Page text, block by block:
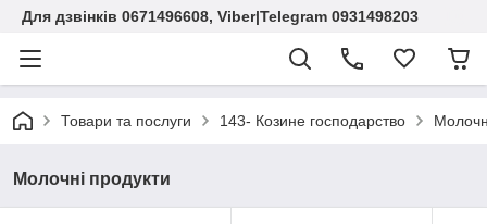
Для дзвінків 0671496608, Viber|Telegram 0931498203
Товари та послуги 143- Козине господарство
Mолочні продукти